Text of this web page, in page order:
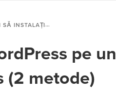
WORDPRESS PE UN COMPUTER WINDOWS (2 METODE)
pe un
(2 metode)